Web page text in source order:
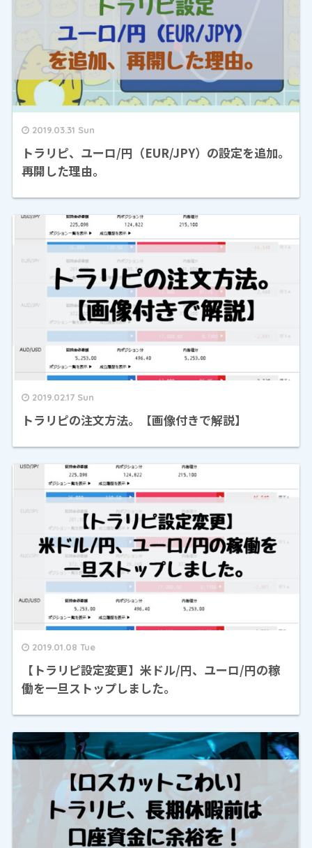
2019.03.31 Sun
トラリピ、ユーロ/円（EUR/JPY）の設定を追加。
再開した理由。
2019.02.17 Sun
トラリピの注文方法。【画像付きで解説】
2019.01.08 Tue
【トラリピ設定変更】米ドル/円、ユーロ/円の稼
働を一旦ストップしました。